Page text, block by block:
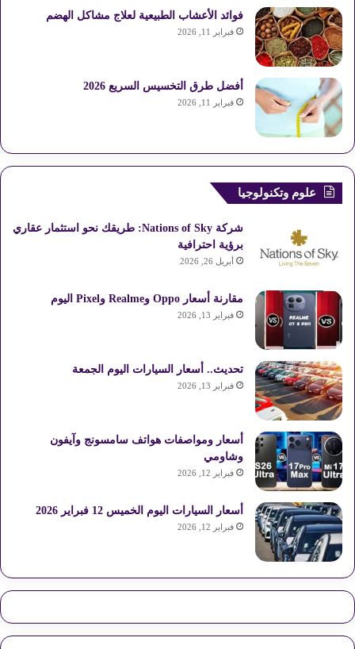
فوائد الأعشاب الطبيعية لعلاج مشاكل الهضم
فبراير 11, 2026
أفضل طرق التخسيس السريع 2026
فبراير 11, 2026
علوم وتكنولوجيا
شركة Nations of Sky: طريقك نحو استثمار عقاري
برؤية احترافية
أبريل 26, 2026
مقارنة أسعار Oppo وRealme وPixel اليوم
فبراير 13, 2026
تحديث.. أسعار السيارات اليوم الجمعة
فبراير 13, 2026
أسعار ومواصفات هواتف سامسونج وآيفون
وشاومي
فبراير 12, 2026
أسعار السيارات اليوم الخميس 12 فبراير 2026
فبراير 12, 2026